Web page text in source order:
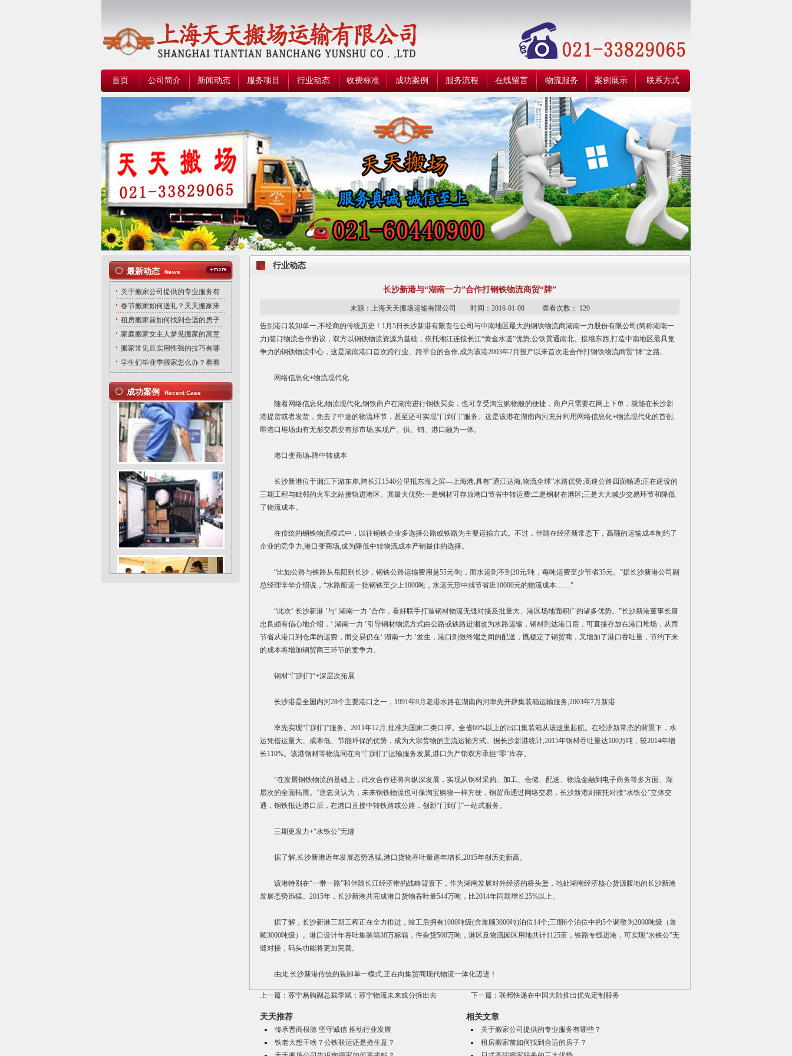
首页 公司简介 新闻动态 服务项目 行业动态 收费标准 成功案例 服务流程 在线留言 物流服务 案例展示 联系方式
最新动态 News
关于搬家公司提供的专业服务有
春节搬家如何送礼？天天搬家来
租房搬家前如何找到合适的房子
家庭搬家女主人梦见搬家的寓意
搬家常见且实用性强的技巧有哪
学生们毕业季搬家怎么办？看看
成功案例 Recent Case
行业动态
长沙新港与“湖南一力”合作打钢铁物流商贸“牌”
来源：上海天天搬场运输有限公司 时间：2016-01-08 查看次数： 120
告别港口装卸单一,不经商的传统历史！1月5日长沙新港有限责任公司与中南地区最大的钢铁物流商湖南一力股份有限公司(简称湖南一
力)签订物流合作协议，双方以钢铁物流资源为基础，依托湘江连接长江“黄金水道”优势;公铁贯通南北、接壤东西,打造中南地区最具竞
争力的钢铁物流中心，这是湖南港口首次跨行业、跨平台的合作,成为该港2003年7月投产以来首次走合作打钢铁物流商贸“牌”之路。
网络信息化+物流现代化
随着网络信息化,物流现代化,钢铁商户在湖南进行钢铁买卖，也可享受淘宝购物般的便捷，商户只需要在网上下单，就能在长沙新
港提货或者发货，免去了中途的物流环节，甚至还可实现“门到门”服务。这是该港在湖南内河充分利用网络信息化+物流现代化的首创,
即港口堆场由有无形交易变有形市场,实现产、供、销、港口融为一体。
港口变商场-降中转成本
长沙新港位于湘江下游东岸,跨长江1540公里抵东海之滨—上海港,具有“通江达海,物流全球”水路优势;高速公路四面畅通;正在建设的
三期工程与毗邻的火车北站接轨进港区。其最大优势:一是钢材可存放港口节省中转运费;二是钢材在港区;三是大大减少交易环节和降低
了物流成本。
在传统的钢铁物流模式中，以往钢铁企业多选择公路或铁路为主要运输方式。不过，伴随在经济新常态下，高额的运输成本制约了
企业的竞争力,港口变商场,成为降低中转物流成本产销最佳的选择。
“比如公路与铁路从岳阳到长沙，钢铁公路运输费用是55元/吨，而水运则不到20元/吨，每吨运费至少节省35元。”据长沙新港公司副
总经理辛华介绍说，“水路船运一批钢铁至少上1000吨，水运无形中就节省近10000元的物流成本……”
“此次‘ 长沙新港 ’与‘ 湖南一力 ’合作，看好联手打造钢材物流无缝对接及批量大、港区场地面积广的诸多优势。”长沙新港董事长唐
忠良颇有信心地介绍，‘ 湖南一力 ’引导钢材物流方式由公路或铁路进湘改为水路运输，钢材到达港口后，可直接存放在港口堆场，从而
节省从港口到仓库的运费，而交易仍在‘ 湖南一力 ’发生，港口则做终端之间的配送，既稳定了钢贸商，又增加了港口吞吐量，节约下来
的成本将增加钢贸商三环节的竞争力。
钢材“门到门”+深层次拓展
长沙港是全国内河28个主要港口之一，1991年9月老港水路在湖南内河率先开辟集装箱运输服务;2003年7月新港
率先实现“门到门”服务。2011年12月,批准为国家二类口岸。全省60%以上的出口集装箱从该这里起航。在经济新常态的背景下，水
运凭借运量大、成本低、节能环保的优势，成为大宗货物的主流运输方式。据长沙新港统计,2015年钢材吞吐量达100万吨，较2014年增
长110%。该港钢材等物流同在向“门到门”运输服务发展,港口为产销双方承担“零”库存。
“在发展钢铁物流的基础上，此次合作还将向纵深发展，实现从钢材采购、加工、仓储、配送、物流金融到电子商务等多方面、深
层次的全面拓展。”唐忠良认为，未来钢铁物流也可像淘宝购物一样方便，钢贸商通过网络交易，长沙新港则依托对接“水铁公”立体交
通，钢铁抵达港口后，在港口直接中转铁路或公路，创新“门到门”一站式服务。
三期更发力+“水铁公”无缝
据了解,长沙新港近年发展态势迅猛,港口货物吞吐量逐年增长,2015年创历史新高。
该港特别在“一带一路”和伴随长江经济带的战略背景下，作为湖南发展对外经济的桥头堡，地处湖南经济核心货源腹地的长沙新港
发展态势迅猛。2015年，长沙新港共完成港口货物吞吐量544万吨，比2014年同期增长25%以上。
据了解，长沙新港三期工程正在全力推进，竣工后拥有1000吨级(含兼顾3000吨)泊位14个;三期6个泊位中的5个调整为2000吨级（兼
顾3000吨级）。港口设计年吞吐集装箱38万标箱，件杂货500万吨，港区及物流园区用地共计1125亩，铁路专线进港，可实现“水铁公”无
缝对接，码头功能将更加完善。
由此,长沙新港传统的装卸单一模式,正在向集贸商现代物流一体化迈进！
上一篇： 苏宁易购副总裁李斌：苏宁物流未来或分拆出去 下一篇： 联邦快递在中国大陆推出优先定制服务
天天推荐
传承晋商根脉 坚守诚信 推动行业发展
铁老大想干啥？公铁联运还是抢生意？
相关文章
关于搬家公司提供的专业服务有哪些？
租房搬家前如何找到合适的房子？